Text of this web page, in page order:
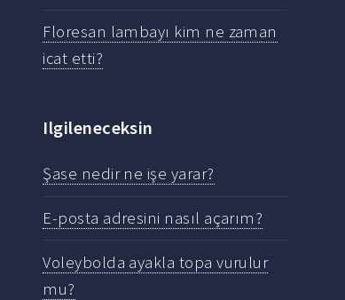
Floresan lambayı kim ne zaman
icat etti?
Ilgileneceksin
Şase nedir ne işe yarar?
E-posta adresini nasıl açarım?
Voleybolda ayakla topa vurulur
mu?